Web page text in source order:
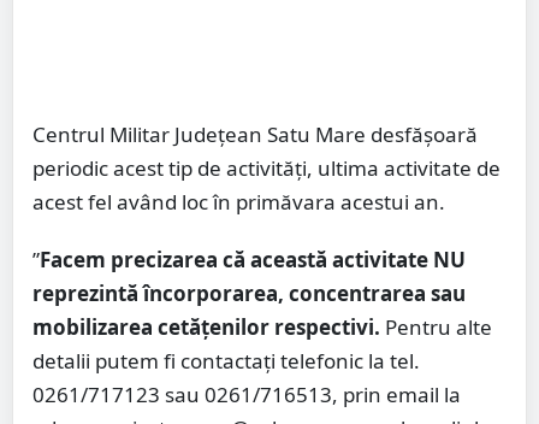
Centrul Militar Județean Satu Mare desfăşoară
periodic acest tip de activități, ultima activitate de
acest fel având loc în primăvara acestui an.
”Facem precizarea că această activitate NU
reprezintă încorporarea, concentrarea sau
mobilizarea cetăţenilor respectivi. Pentru alte
detalii putem fi contactați telefonic la tel.
0261/717123 sau 0261/716513, prin email la